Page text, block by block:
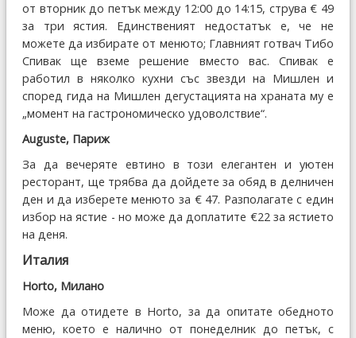
от вторник до петък между 12:00 до 14:15, струва € 49
за три ястия. Единственият недостатък е, че не
можете да избирате от менюто; Главният готвач Тибо
Спивак ще вземе решение вместо вас. Спивак е
работил в няколко кухни със звезди на Мишлен и
според гида на Мишлен дегустацията на храната му е
„момент на гастрономическо удоволствие“.
Auguste, Париж
За да вечеряте евтино в този елегантен и уютен
ресторант, ще трябва да дойдете за обяд в делничен
ден и да изберете менюто за € 47. Разполагате с един
избор на ястие - но може да доплатите €22 за ястието
на деня.
Италия
Horto, Милано
Може да отидете в Horto, за да опитате обедното
меню, което е налично от понеделник до петък, с